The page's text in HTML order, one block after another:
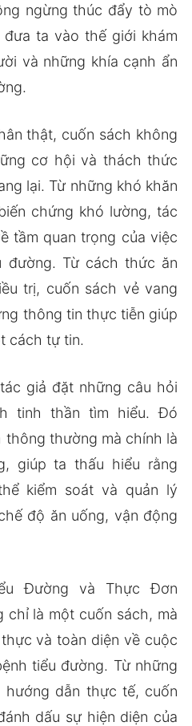
ngừng thúc đẩy tò mò
ta vào thế giới khám
và những khía cạnh ẩn
thật, cuốn sách không
cơ hội và thách thức
lại. Từ những khó khăn
chứng khó lường, tác
tầm quan trọng của việc
đường. Từ cách thức ăn
trị, cuốn sách vẻ vang
thông tin thực tiễn giúp
cách tự tin.
giả đặt những câu hỏi
tinh thần tìm hiểu. Đó
thông thường mà chính là
giúp ta thấu hiểu rằng
kiểm soát và quản lý
độ ăn uống, vận động
Đường và Thực Đơn
chỉ là một cuốn sách, mà
và toàn diện về cuộc
tiểu đường. Từ những
dẫn thực tế, cuốn
dấu sự hiện diện của